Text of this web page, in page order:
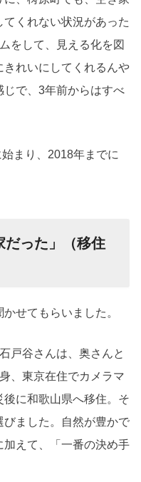
くれない状況があった
をして、見える化を図
きれいにしてくれるんや
じで、3年前からはすべ
まり、2018年までに
だった」（移住
せてもらいました。
戸谷さんは、奥さんと
、東京在住でカメラマ
に和歌山県へ移住。そ
びました。自然が豊かで
えて、「一番の決め手